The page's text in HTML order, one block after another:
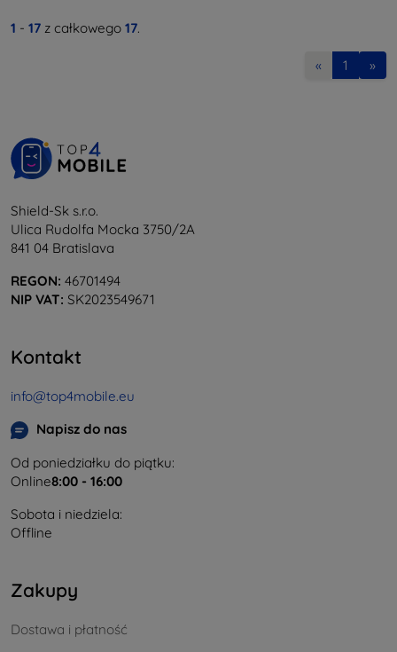
1 - 17 z całkowego 17.
« 1 »
Shield-Sk s.r.o.
Ulica Rudolfa Mocka 3750/2A
841 04 Bratislava
REGON: 46701494
NIP VAT: SK2023549671
Kontakt
info@top4mobile.eu
Napisz do nas
Od poniedziałku do piątku:
Online8:00 - 16:00
Sobota i niedziela:
Offline
Zakupy
Dostawa i płatność